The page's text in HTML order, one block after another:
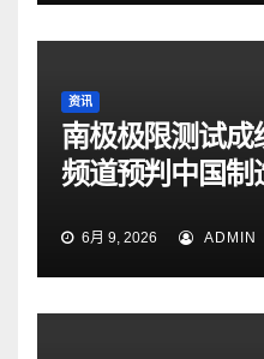
资讯
南极极限测试成
频道预判中国制
6月 9, 2026 ADMIN